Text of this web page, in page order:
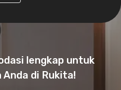
lengkap untuk
Anda di Rukita!